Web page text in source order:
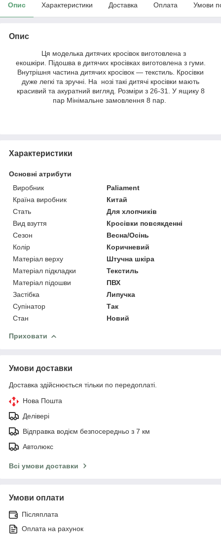
Опис Характеристики Доставка Оплата Умови
Опис
Ця моделька дитячих кросівок виготовлена з
екошкіри. Підошва в дитячих кросівках виготовлена з гуми.
Внутрішня частина дитячих кросівок — текстиль. Кросівки
дуже легкі та зручні. На нозі такі дитячі кросівки мають
красивий та акуратний вигляд. Розміри з 26-31. У ящику 8
пар Мінімальне замовлення 8 пар.
Характеристики
Основні атрибути
Виробник
Paliament
Країна виробник
Китай
Стать
Для хлопчиків
Вид взуття
Кросівки повсякденні
Сезон
Весна/Осінь
Колір
Коричневий
Матеріал верху
Штучна шкіра
Матеріал підкладки
Текстиль
Матеріал підошви
ПВХ
Застібка
Липучка
Супінатор
Так
Стан
Новий
Приховати
Умови доставки
Доставка здійснюється тільки по передоплаті.
Нова Пошта
Делівері
Відправка водієм безпосередньо з 7 км
Автолюкс
Всі умови доставки
Умови оплати
Післяплата
Оплата на рахунок